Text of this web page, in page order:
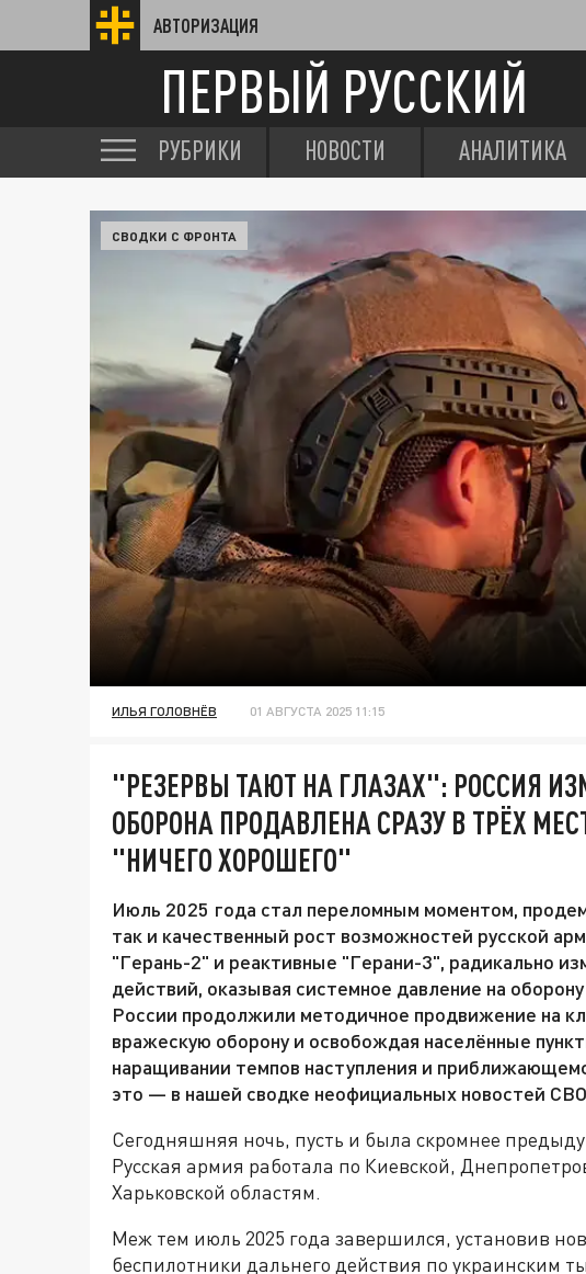
АВТОРИЗАЦИЯ
ПЕРВЫЙ РУССКИЙ
РУБРИКИ НОВОСТИ АНАЛИТИКА
СВОДКИ С ФРОНТА
ИЛЬЯ ГОЛОВНЁВ 01 АВГУСТА 2025 11:15
"РЕЗЕРВЫ ТАЮТ НА ГЛАЗАХ": РОССИЯ
ОБОРОНА ПРОДАВЛЕНА СРАЗУ В ТРЁХ
"НИЧЕГО ХОРОШЕГО"
Июль 2025 года стал переломным моментом,
так и качественный рост возможностей русской
"Герань-2" и реактивные "Герани-3", радикально
действий, оказывая системное давление на
России продолжили методичное продвижение на
вражескую оборону и освобождая населённые
наращивании темпов наступления и
это — в нашей сводке неофициальных новостей
Сегодняшняя ночь, пусть и была скромнее
Русская армия работала по Киевской,
Харьковской областям.
Меж тем июль 2025 года завершился, установив
беспилотники дальнего действия по украинским